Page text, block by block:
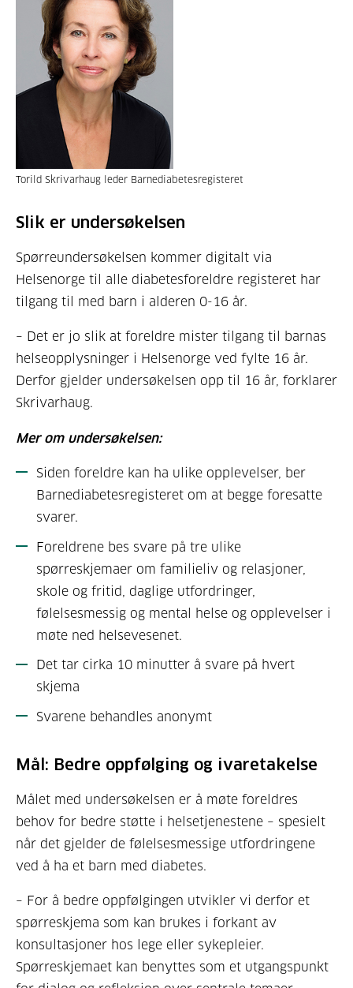
Torild Skrivarhaug leder Barnediabetesregisteret
Slik er undersøkelsen
Spørreundersøkelsen kommer digitalt via
Helsenorge til alle diabetesforeldre registeret har
tilgang til med barn i alderen 0-16 år.
– Det er jo slik at foreldre mister tilgang til barnas
helseopplysninger i Helsenorge ved fylte 16 år.
Derfor gjelder undersøkelsen opp til 16 år, forklarer
Skrivarhaug.
Mer om undersøkelsen:
Siden foreldre kan ha ulike opplevelser, ber
Barnediabetesregisteret om at begge foresatte
svarer.
Foreldrene bes svare på tre ulike
spørreskjemaer om familieliv og relasjoner,
skole og fritid, daglige utfordringer,
følelsesmessig og mental helse og opplevelser i
møte ned helsevesenet.
Det tar cirka 10 minutter å svare på hvert
skjema
Svarene behandles anonymt
Mål: Bedre oppfølging og ivaretakelse
Målet med undersøkelsen er å møte foreldres
behov for bedre støtte i helsetjenestene – spesielt
når det gjelder de følelsesmessige utfordringene
ved å ha et barn med diabetes.
– For å bedre oppfølgingen utvikler vi derfor et
spørreskjema som kan brukes i forkant av
konsultasjoner hos lege eller sykepleier.
Spørreskjemaet kan benyttes som et utgangspunkt